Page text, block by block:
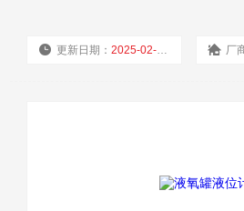
更新日期：2025-02-19 厂